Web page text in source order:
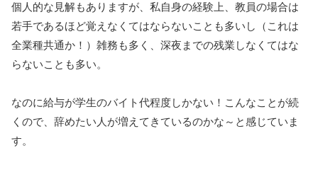
個人的な見解もありますが、私自身の経験上、教員の場合は
若手であるほど覚えなくてはならないことも多いし（これは
全業種共通か！）雑務も多く、深夜までの残業しなくてはな
らないことも多い。
なのに給与が学生のバイト代程度しかない！こんなことが続
くので、辞めたい人が増えてきているのかな～と感じていま
す。